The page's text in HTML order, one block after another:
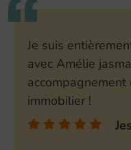
Je suis
avec Amélie
immobilier !